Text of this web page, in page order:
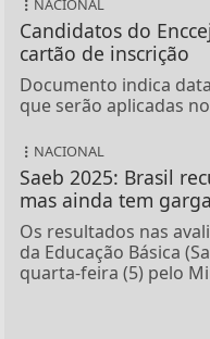
NACIONAL
Candidatos do
cartão de inscrição
Documento indica
que serão aplicadas
NACIONAL
Saeb 2025: Brasil
mas ainda tem
Os resultados nas
da Educação Básica
quarta-feira (5) pelo